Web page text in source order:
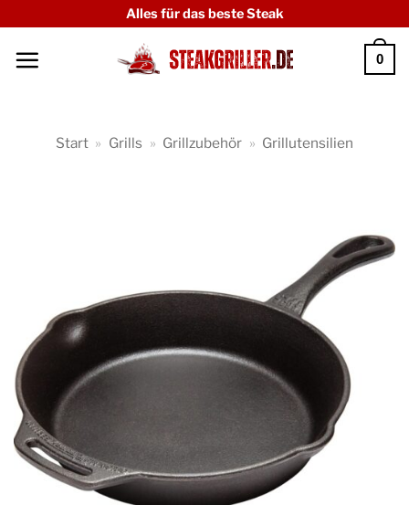
springen
Alles für das beste Steak
0
Start » Grills » Grillzubehör » Grillutensilien